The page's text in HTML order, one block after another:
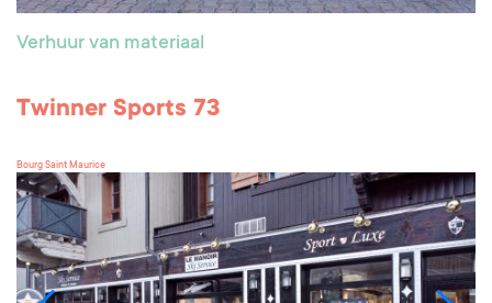
Verhuur van materiaal
Twinner Sports 73
Bourg Saint Maurice